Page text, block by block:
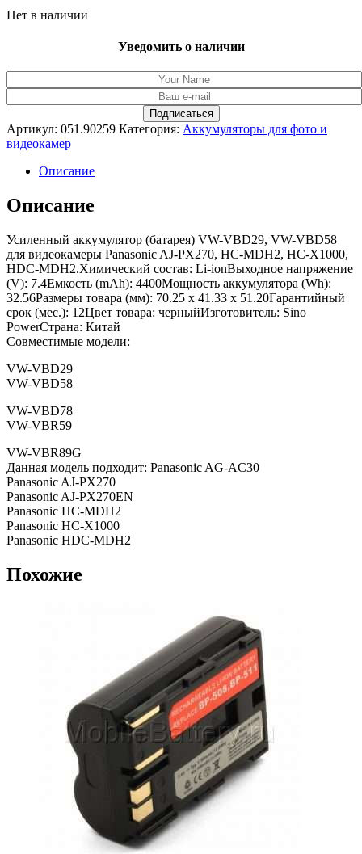
Нет в наличии
Уведомить о наличии
Артикул: 051.90259 Категория: Аккумуляторы для фото и
видеокамер
Описание
Описание
Усиленный аккумулятор (батарея) VW-VBD29, VW-VBD58
для видеокамеры Panasonic AJ-PX270, HC-MDH2, HC-X1000,
HDC-MDH2.Химический состав: Li-ionВыходное напряжение
(V): 7.4Емкость (mAh): 4400Мощность аккумулятора (Wh):
32.56Размеры товара (мм): 70.25 x 41.33 x 51.20Гарантийный
срок (мес.): 12Цвет товара: черныйИзготовитель: Sino
PowerСтрана: Китай
Совместимые модели:
VW-VBD29
VW-VBD58
VW-VBD78
VW-VBR59
VW-VBR89G
Данная модель подходит: Panasonic AG-AC30
Panasonic AJ-PX270
Panasonic AJ-PX270EN
Panasonic HC-MDH2
Panasonic HC-X1000
Panasonic HDC-MDH2
Похожие